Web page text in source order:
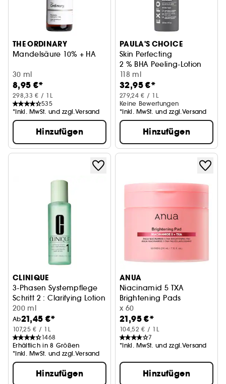
THE ORDINARY
Mandelsäure 10% + HA
30 ml
8,95 €*
298,33 € / 1L
535
*Inkl. MwSt. und zzgl.Versand
Hinzufügen
PAULA'S CHOICE
Skin Perfecting
2 % BHA Peeling-Lotion
118 ml
32,95 €*
279,24 € / 1L
Keine Bewertungen
*Inkl. MwSt. und zzgl.Versand
Hinzufügen
CLINIQUE
3-Phasen Systempflege
Schritt 2 : Clarifying Lotion
200 ml
Ab21,45 €*
107,25 € / 1L
1468
Erhältlich in 8 Größen
*Inkl. MwSt. und zzgl.Versand
Hinzufügen
ANUA
Niacinamid 5 TXA
Brightening Pads
Aufhellende Niacinamid-
x 60
21,95 €*
104,52 € / 1L
7
*Inkl. MwSt. und zzgl.Versand
Hinzufügen